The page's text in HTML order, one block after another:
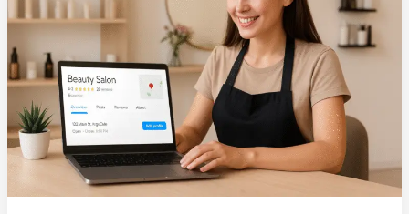
beauty
industriju:
lokalni
SEO,
preporuke
i
minimalni
marketing